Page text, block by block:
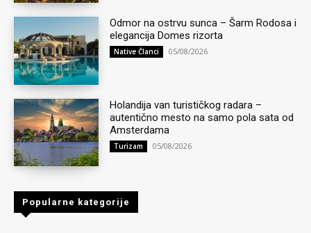
Odmor na ostrvu sunca – Šarm Rodosa i
elegancija Domes rizorta
Native Članci 05/08/2026
Holandija van turističkog radara –
autentično mesto na samo pola sata od
Amsterdama
Turizam 05/08/2026
Popularne kategorije